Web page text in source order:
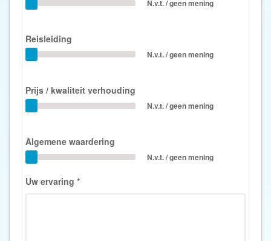
N.v.t. / geen mening
Reisleiding
N.v.t. / geen mening
Prijs / kwaliteit verhouding
N.v.t. / geen mening
Algemene waardering
N.v.t. / geen mening
Uw ervaring *